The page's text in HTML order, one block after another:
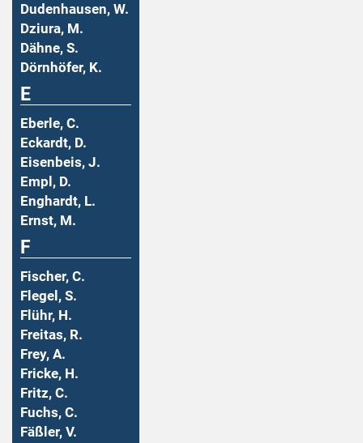
Dudenhausen, W.
Dziura, M.
Dähne, S.
Dörnhöfer, K.
E
Eberle, C.
Eckardt, D.
Eisenbeis, J.
Empl, D.
Enghardt, L.
Ernst, M.
F
Fischer, C.
Flegel, S.
Flühr, H.
Freitas, R.
Frey, A.
Fricke, H.
Fritz, C.
Fuchs, C.
Fäßler, V.